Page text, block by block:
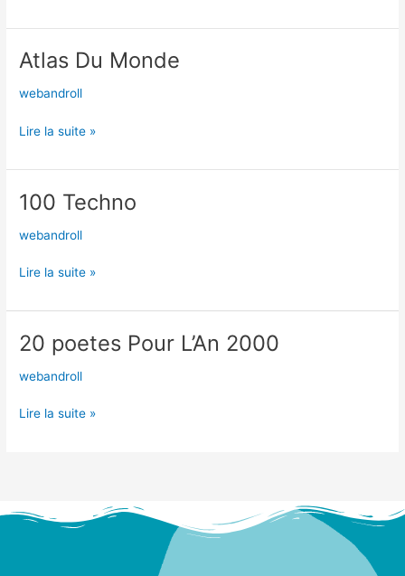
Atlas Du Monde
webandroll
Atlas
Monde
Lire la suite »
100 Techno
webandroll
100
Lire la suite »
20 poetes Pour L’An 2000
webandroll
20
poetes
Pour
2000
Lire la suite »